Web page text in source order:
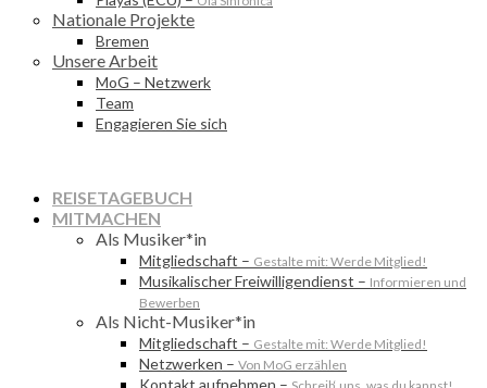
Nationale Projekte
Bremen
Unsere Arbeit
MoG – Netzwerk
Team
Engagieren Sie sich
REISETAGEBUCH
MITMACHEN
Als Musiker*in
Mitgliedschaft – Gestalte mit: Werde Mitglied!
Musikalischer Freiwilligendienst – Informieren und
Bewerben
Als Nicht-Musiker*in
Mitgliedschaft – Gestalte mit: Werde Mitglied!
Netzwerken – Von MoG erzählen
Kontakt aufnehmen –